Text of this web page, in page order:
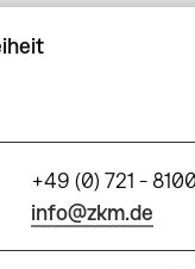
+49 (0) 721 -
info@zkm.de